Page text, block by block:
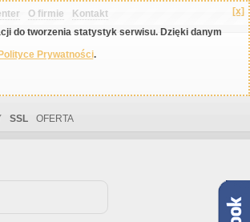
[x]
do tworzenia statystyk serwisu. Dzięki danym
Polityce Prywatności.
O firmie Kontakt
SSL OFERTA